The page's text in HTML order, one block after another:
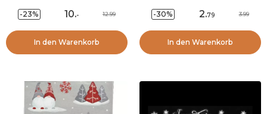
-23% 10.- 12.99
In den Warenkorb
-30% 2.79 3.99
In den Warenkorb